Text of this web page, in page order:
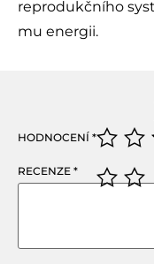
reprodukčního
mu energii.
HODNOCENÍ *
RECENZE *